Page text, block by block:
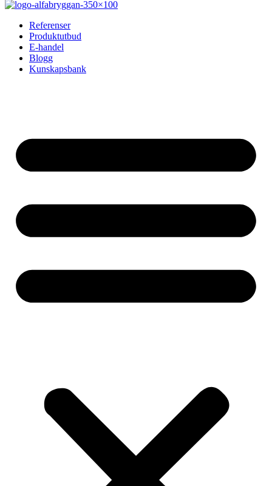
Referenser
Produktutbud
E-handel
Blogg
Kunskapsbank